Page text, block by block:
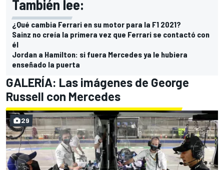
También lee:
¿Qué cambia Ferrari en su motor para la F1 2021?
Sainz no creía la primera vez que Ferrari se contactó con
él
Jordan a Hamilton: si fuera Mercedes ya le hubiera
enseñado la puerta
GALERÍA: Las imágenes de George
Russell con Mercedes
29